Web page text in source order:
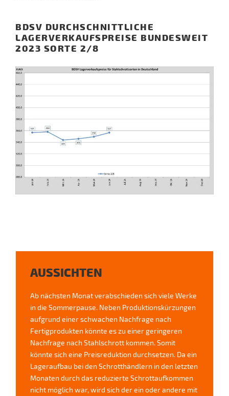
BDSV DURCHSCHNITTLICHE
LAGERVERKAUFSPREISE BUNDESWEIT
2023 SORTE 2/8
AUSSICHTEN
Ab nächsten Monat verabschieden sich viele Werke
in die Sommerpause. Neben Produktionskürzungen
aufgrund einer schwachen Nachfrage nach
Fertigprodukten könnte es zu einer geringeren
Nachfrage nach Stahlschrott kommen. Somit
könnte sich eine Preisreduktion durchsetzen. Da ein
Lageraufbau bei den Schrotthändlern in den letzten
Monaten durch das reduzierte Schrottaufkommen
nicht möglich war, wird sich der ein oder andere mit